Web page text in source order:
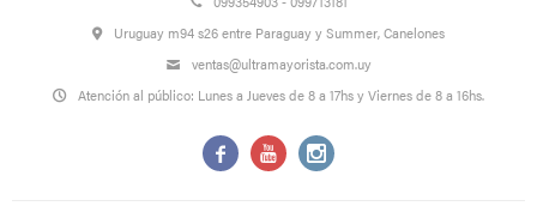
Uruguay m94 s26 entre Paraguay y Summer, Canelones
ventas@ultramayorista.com.uy
Atención al público: Lunes a Jueves de 8 a 17hs y Viernes de 8 a 16hs.
  